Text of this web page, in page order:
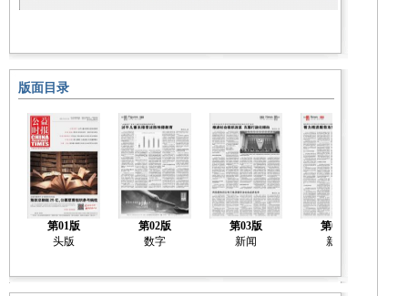
版面目录
第01版
头版
第02版
数字
第03版
新闻
第04版
新闻